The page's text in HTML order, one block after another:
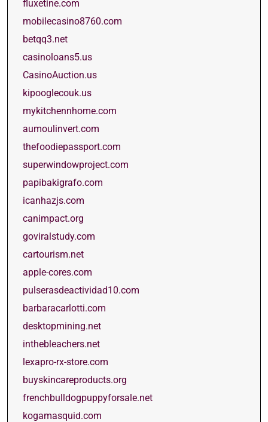
fluxetine.com
mobilecasino8760.com
betqq3.net
casinoloans5.us
CasinoAuction.us
kipooglecouk.us
mykitchennhome.com
aumoulinvert.com
thefoodiepassport.com
superwindowproject.com
papibakigrafo.com
icanhazjs.com
canimpact.org
goviralstudy.com
cartourism.net
apple-cores.com
pulserasdeactividad10.com
barbaracarlotti.com
desktopmining.net
inthebleachers.net
lexapro-rx-store.com
buyskincareproducts.org
frenchbulldogpuppyforsale.net
kogamasquid.com